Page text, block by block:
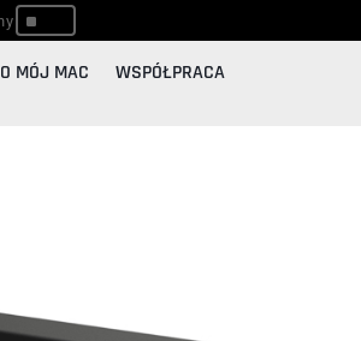
^
O MÓJ MAC WSPÓŁPRACA